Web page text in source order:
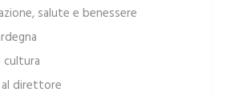
salute e benessere
cultura
direttore